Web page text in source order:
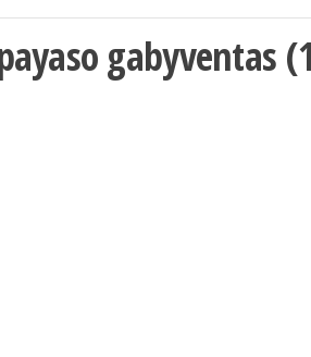
gabyventas